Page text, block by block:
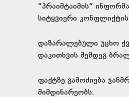
“პრაიმტაიმის“
სიტყვიერი
დაზარალებული უცხო
დაკითხვის შემდეგ
ფაქტზე გამოძიება
მიმდინარეობს.